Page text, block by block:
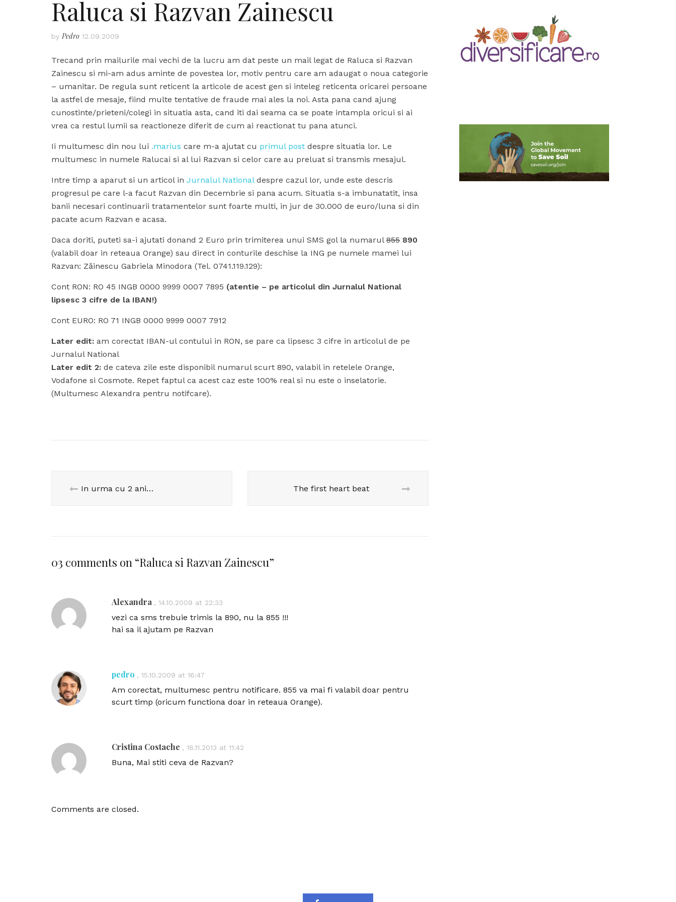
Raluca si Razvan Zainescu
by Pedro 12.09.2009
Trecand prin mailurile mai vechi de la lucru am dat peste un mail legat de Raluca si Razvan
Zainescu si mi-am adus aminte de povestea lor, motiv pentru care am adaugat o noua categorie
– umanitar. De regula sunt reticent la articole de acest gen si inteleg reticenta oricarei persoane
la astfel de mesaje, fiind multe tentative de fraude mai ales la noi. Asta pana cand ajung
cunostinte/prieteni/colegi in situatia asta, cand iti dai seama ca se poate intampla oricui si ai
vrea ca restul lumii sa reactioneze diferit de cum ai reactionat tu pana atunci.
Ii multumesc din nou lui .marius care m-a ajutat cu primul post despre situatia lor. Le
multumesc in numele Ralucai si al lui Razvan si celor care au preluat si transmis mesajul.
Intre timp a aparut si un articol in Jurnalul Nationaldespre cazul lor, unde este descris
progresul pe care l-a facut Razvan din Decembrie si pana acum. Situatia s-a imbunatatit, insa
banii necesari continuarii tratamentelor sunt foarte multi, in jur de 30.000 de euro/luna si din
pacate acum Razvan e acasa.
Daca doriti, puteti sa-i ajutati donand 2 Euro prin trimiterea unui SMS gol la numarul 855 890
(valabil doar in reteaua Orange) sau direct in conturile deschise la ING pe numele mamei lui
Razvan: Zăinescu Gabriela Minodora (Tel. 0741.119.129):
Cont RON: RO 45 INGB 0000 9999 0007 7895 (atentie – pe articolul din Jurnalul National
lipsesc 3 cifre de la IBAN!)
Cont EURO: RO 71 INGB 0000 9999 0007 7912
Later edit: am corectat IBAN-ul contului in RON, se pare ca lipsesc 3 cifre in articolul de pe
Jurnalul National
Later edit 2: de cateva zile este disponibil numarul scurt 890, valabil in retelele Orange,
Vodafone si Cosmote. Repet faptul ca acest caz este 100% real si nu este o inselatorie.
(Multumesc Alexandra pentru notifcare).
In urma cu 2 ani… The first heart beat
03 comments on “Raluca si Razvan Zainescu”
Alexandra , 14.10.2009 at 22:33
vezi ca sms trebuie trimis la 890, nu la 855 !!!
hai sa il ajutam pe Razvan
pedro , 15.10.2009 at 16:47
Am corectat, multumesc pentru notificare. 855 va mai fi valabil doar pentru
scurt timp (oricum functiona doar in reteaua Orange).
Cristina Costache , 18.11.2013 at 11:42
Buna, Mai stiti ceva de Razvan?
Comments are closed.